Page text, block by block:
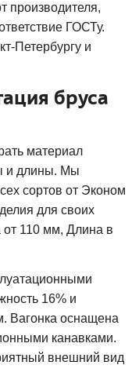
производителя,
ГОСТу.
Петербургу и
бруса
материал
и длины. Мы
сортов от Эконом
для своих
110 мм, Длина в
16% и
Вагонка оснащена
канавками.
внешний вид